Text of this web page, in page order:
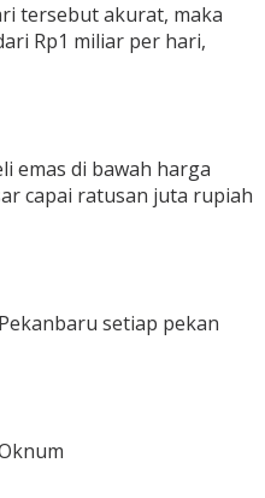
tersebut akurat, maka
Rp1 miliar per hari,
emas di bawah harga
capai ratusan juta rupiah
setiap pekan